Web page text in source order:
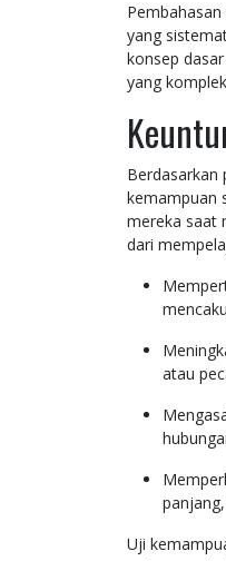
yang
konsep
yang
Berdasarkan
kemampuan
mereka saat
dari
atau
Uji